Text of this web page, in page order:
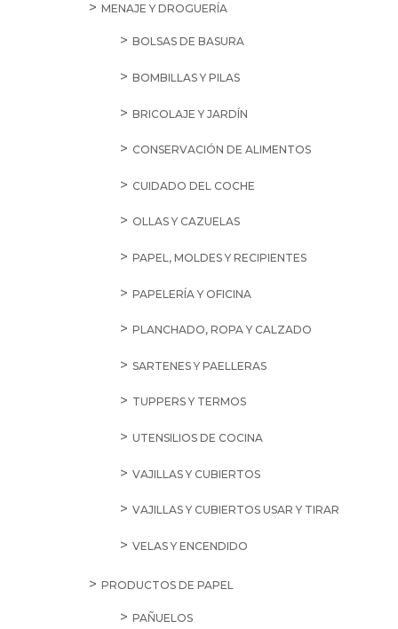
MENAJE Y DROGUERÍA
BOLSAS DE BASURA
BOMBILLAS Y PILAS
BRICOLAJE Y JARDÍN
CONSERVACIÓN DE ALIMENTOS
CUIDADO DEL COCHE
OLLAS Y CAZUELAS
PAPEL, MOLDES Y RECIPIENTES
PAPELERÍA Y OFICINA
PLANCHADO, ROPA Y CALZADO
SARTENES Y PAELLERAS
TUPPERS Y TERMOS
UTENSILIOS DE COCINA
VAJILLAS Y CUBIERTOS
VAJILLAS Y CUBIERTOS USAR Y TIRAR
VELAS Y ENCENDIDO
PRODUCTOS DE PAPEL
PAÑUELOS